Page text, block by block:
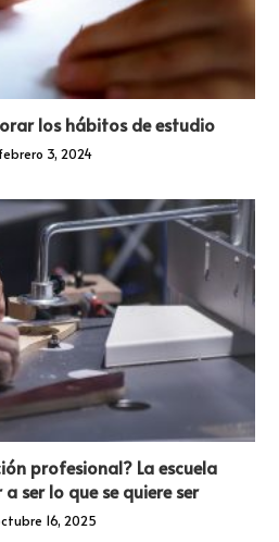
los hábitos de estudio
febrero 3, 2024
profesional? La escuela
ser lo que se quiere ser
16, 2025